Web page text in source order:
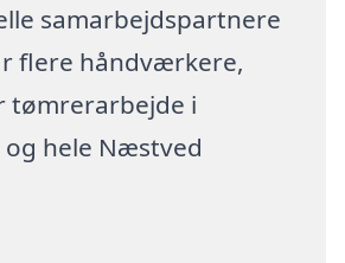
samarbejdspartnere
flere håndværkere,
tømrerarbejde i
og hele Næstved